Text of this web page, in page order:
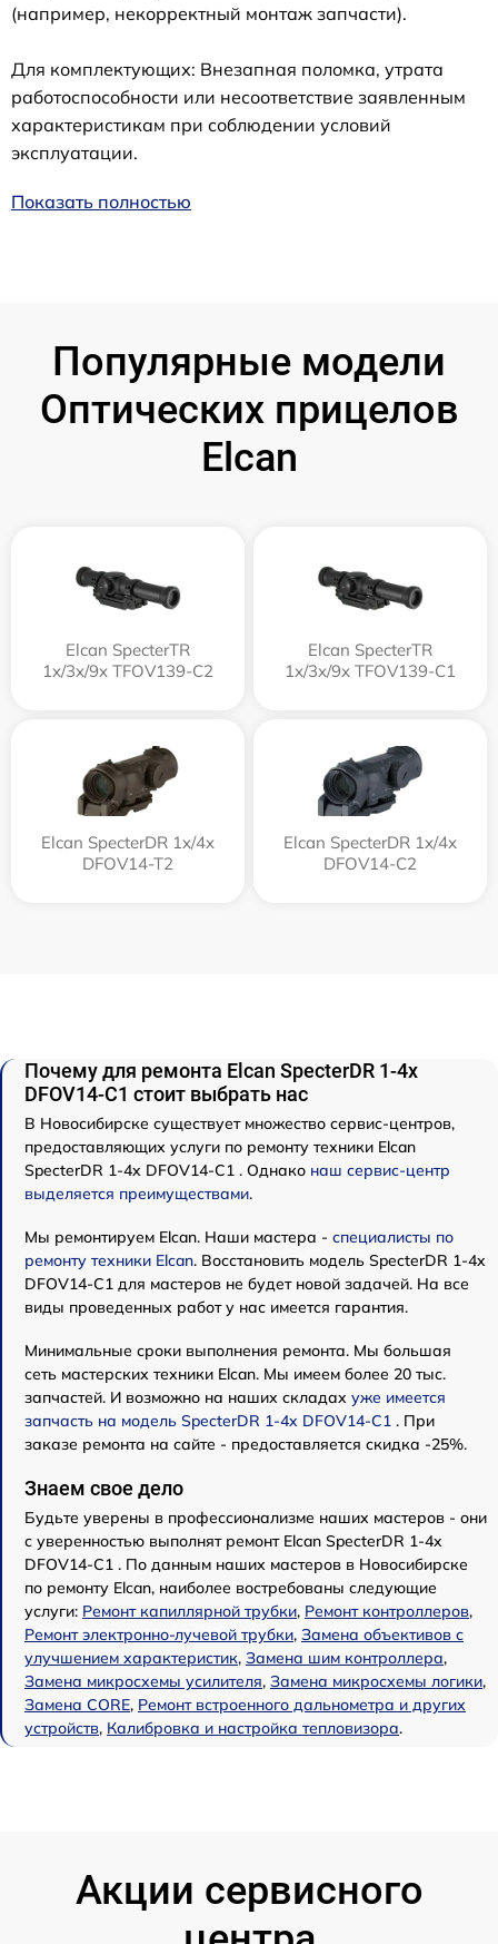
(например, некорректный монтаж запчасти).
Для комплектующих: Внезапная поломка, утрата
работоспособности или несоответствие заявленным
характеристикам при соблюдении условий
эксплуатации.
Показать полностью
Популярные модели
Оптических прицелов
Elcan
Elcan SpecterTR
1x/3x/9x TFOV139-C2
Elcan SpecterTR
1x/3x/9x TFOV139-C1
Elcan SpecterDR 1x/4x
DFOV14-T2
Elcan SpecterDR 1x/4x
DFOV14-C2
Почему для ремонта Elcan SpecterDR 1-4x
DFOV14-C1 стоит выбрать нас
В Новосибирске существует множество сервис-центров,
предоставляющих услуги по ремонту техники Elcan
SpecterDR 1-4x DFOV14-C1 . Однако наш сервис-центр
выделяется преимуществами.
Мы ремонтируем Elcan. Наши мастера - специалисты по
ремонту техники Elcan. Восстановить модель SpecterDR 1-4x
DFOV14-C1 для мастеров не будет новой задачей. На все
виды проведенных работ у нас имеется гарантия.
Минимальные сроки выполнения ремонта. Мы большая
сеть мастерских техники Elcan. Мы имеем более 20 тыс.
запчастей. И возможно на наших складах уже имеется
запчасть на модель SpecterDR 1-4x DFOV14-C1 . При
заказе ремонта на сайте - предоставляется скидка -25%.
Знаем свое дело
Будьте уверены в профессионализме наших мастеров - они
с уверенностью выполнят ремонт Elcan SpecterDR 1-4x
DFOV14-C1 . По данным наших мастеров в Новосибирске
по ремонту Elcan, наиболее востребованы следующие
услуги: Ремонт капиллярной трубки, Ремонт контроллеров,
Ремонт электронно-лучевой трубки, Замена объективов с
улучшением характеристик, Замена шим контроллера,
Замена микросхемы усилителя, Замена микросхемы логики,
Замена CORE, Ремонт встроенного дальнометра и других
устройств, Калибровка и настройка тепловизора.
Акции сервисного